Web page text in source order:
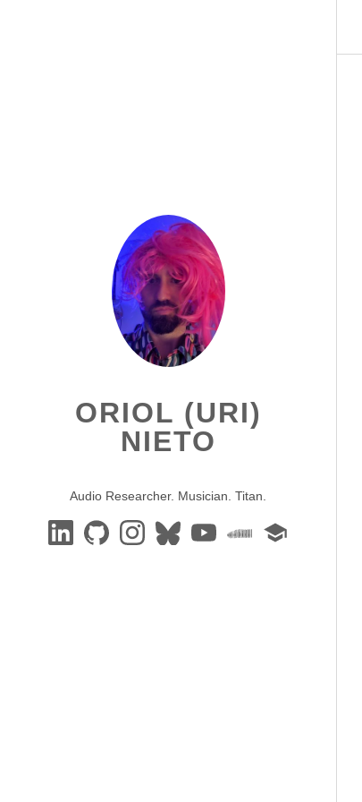
ORIOL (URI)
NIETO
Audio Researcher. Musician. Titan.